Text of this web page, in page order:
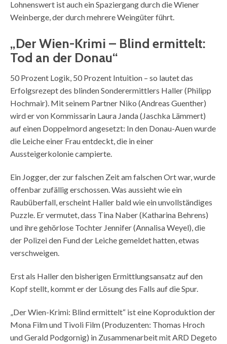
Lohnenswert ist auch ein Spaziergang durch die Wiener
Weinberge, der durch mehrere Weingüter führt.
„Der Wien-Krimi – Blind ermittelt:
Tod an der Donau“
50 Prozent Logik, 50 Prozent Intuition – so lautet das
Erfolgsrezept des blinden Sonderermittlers Haller (Philipp
Hochmair). Mit seinem Partner Niko (Andreas Guenther)
wird er von Kommissarin Laura Janda (Jaschka Lämmert)
auf einen Doppelmord angesetzt: In den Donau-Auen wurde
die Leiche einer Frau entdeckt, die in einer
Aussteigerkolonie campierte.
Ein Jogger, der zur falschen Zeit am falschen Ort war, wurde
offenbar zufällig erschossen. Was aussieht wie ein
Raubüberfall, erscheint Haller bald wie ein unvollständiges
Puzzle. Er vermutet, dass Tina Naber (Katharina Behrens)
und ihre gehörlose Tochter Jennifer (Annalisa Weyel), die
der Polizei den Fund der Leiche gemeldet hatten, etwas
verschweigen.
Erst als Haller den bisherigen Ermittlungsansatz auf den
Kopf stellt, kommt er der Lösung des Falls auf die Spur.
„Der Wien-Krimi: Blind ermittelt“ ist eine Koproduktion der
Mona Film und Tivoli Film (Produzenten: Thomas Hroch
und Gerald Podgornig) in Zusammenarbeit mit ARD Degeto